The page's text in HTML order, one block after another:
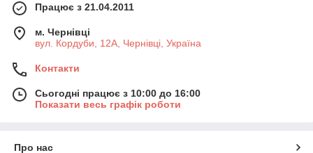
Працює з 21.04.2011
м. Чернівці
вул. Кордуби, 12А, Чернівці, Україна
Контакти
Сьогодні працює з 10:00 до 16:00
Показати весь графік роботи
Про нас